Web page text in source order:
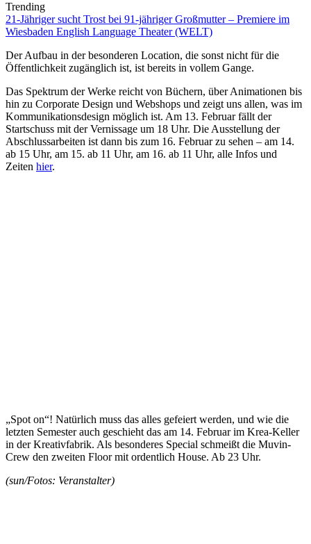
Trending
21-Jähriger sucht Trost bei 91-jähriger Großmutter – Premiere im
Wiesbaden English Language Theater (WELT)
Der Aufbau in der besonderen Location, die sonst nicht für die
Öffentlichkeit zugänglich ist, ist bereits in vollem Gange.
Das Spektrum der Werke reicht von Büchern, über Animationen bis
hin zu Corporate Design und Webshops und zeigt uns allen, was im
Kommunikationsdesign möglich ist. Am 13. Februar fällt der
Startschuss mit der Vernissage um 18 Uhr. Die Ausstellung der
Abschlussarbeiten ist dann bis zum 16. Februar zu sehen – am 14.
ab 15 Uhr, am 15. ab 11 Uhr, am 16. ab 11 Uhr, alle Infos und
Zeiten hier.
„Spot on“! Natürlich muss das alles gefeiert werden, und wie die
letzten Semester auch geschieht das am 14. Februar im Krea-Keller
in der Kreativfabrik. Als besonderes Special schmeißt die Muvin-
Crew den zweiten Floor mit ordentlich House. Ab 23 Uhr.
(sun/Fotos: Veranstalter)